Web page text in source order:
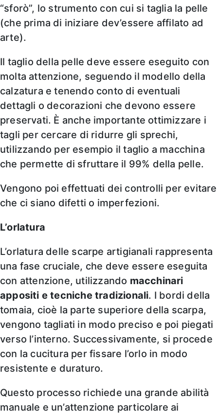
“sforò”, lo strumento con cui si taglia la pelle
(che prima di iniziare dev’essere affilato ad
arte).
Il taglio della pelle deve essere eseguito con
molta attenzione, seguendo il modello della
calzatura e tenendo conto di eventuali
dettagli o decorazioni che devono essere
preservati. È anche importante ottimizzare i
tagli per cercare di ridurre gli sprechi,
utilizzando per esempio il taglio a macchina
che permette di sfruttare il 99% della pelle.
Vengono poi effettuati dei controlli per evitare
che ci siano difetti o imperfezioni.
L’orlatura
L’orlatura delle scarpe artigianali rappresenta
una fase cruciale, che deve essere eseguita
con attenzione, utilizzando macchinari
appositi e tecniche tradizionali. I bordi della
tomaia, cioè la parte superiore della scarpa,
vengono tagliati in modo preciso e poi piegati
verso l’interno. Successivamente, si procede
con la cucitura per fissare l’orlo in modo
resistente e duraturo.
Questo processo richiede una grande abilità
manuale e un’attenzione particolare ai